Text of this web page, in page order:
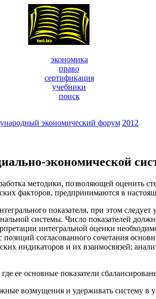
экономика
право
сертификация
учебники
поиск
экономический форум 2012
экономической
методики, позволяющей оценить
факторов, предпринимаются в
показателя, при этом
системы. Число показателей
интегральной оценки
согласованного сочетания
индикаторов и их взаимосвязей;
ее основные показатели
возмущения и удерживать систему в